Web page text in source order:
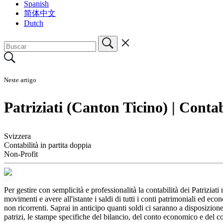
Spanish
简体中文
Dutch
Neste artigo
Patriziati (Canton Ticino) |
Svizzera
Contabilità in partita doppia
Non-Profit
Per gestire con semplicità e professionalità la contabilità dei
movimenti e avere all'istante i saldi di tutti i conti patrimoniali ed
non ricorrenti. Saprai in anticipo quanti soldi ci saranno a
patrizi, le stampe specifiche del bilancio, del conto economico e del